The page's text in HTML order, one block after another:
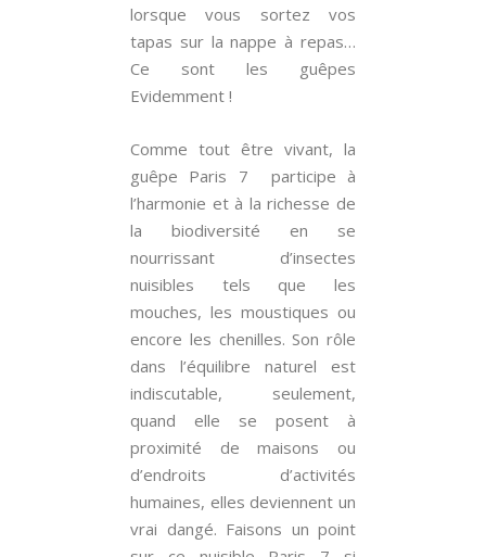
lorsque vous sortez vos
tapas sur la nappe à repas…
Ce sont les guêpes
Evidemment !
Comme tout être vivant, la
guêpe Paris 7 participe à
l’harmonie et à la richesse de
la biodiversité en se
nourrissant d’insectes
nuisibles tels que les
mouches, les moustiques ou
encore les chenilles. Son rôle
dans l’équilibre naturel est
indiscutable, seulement,
quand elle se posent à
proximité de maisons ou
d’endroits d’activités
humaines, elles deviennent un
vrai dangé. Faisons un point